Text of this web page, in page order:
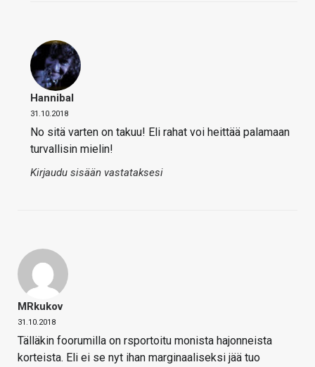
Hannibal
31.10.2018
No sitä varten on takuu! Eli rahat voi heittää palamaan
turvallisin mielin!
Kirjaudu sisään vastataksesi
MRkukov
31.10.2018
Tälläkin foorumilla on rsportoitu monista hajonneista
korteista. Eli ei se nyt ihan marginaaliseksi jää tuo